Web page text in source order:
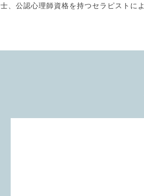
士、公認心理師資格を持つセラピストに